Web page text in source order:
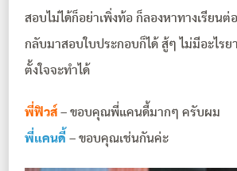
สอบไม่ได้ก็อย่าเพิ่งท้อ ก็ลองหาทางเรียนต่
กลับมาสอบใบประกอบก็ได้ สู้ๆ ไม่มีอะไรย
ตั้งใจจะทำได้
พี่ฟิวส์ – ขอบคุณพี่แคนดี้มากๆ ครับผม
พี่แคนดี้ – ขอบคุณเช่นกันค่ะ